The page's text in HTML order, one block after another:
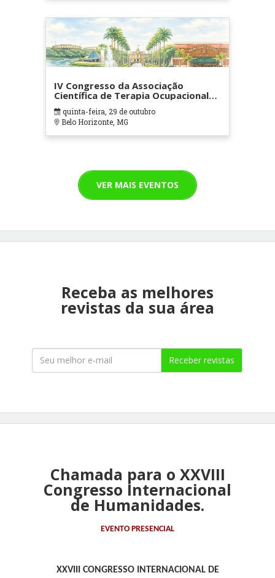
IV Congresso da Associação
Científica de Terapia Ocupacional
em Contextos Hospitalares e
Cuidados Paliativos - ATOHOSP
quinta-feira, 29 de outubro
Belo Horizonte, MG
VER MAIS EVENTOS
Receba as melhores
revistas da sua área
Receber revistas
Chamada para o XXVIII
Congresso Internacional
de Humanidades.
EVENTO PRESENCIAL
XXVI
II CONGRESSO INTERNACIONAL DE